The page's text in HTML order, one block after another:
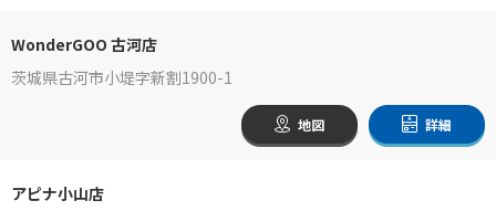
WonderGOO 古河店
茨城県古河市小堤字新割1900-1
地図 詳細
アピナ小山店